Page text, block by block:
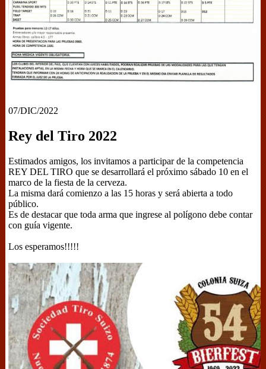
07/DIC/2022
Rey del Tiro 2022
Estimados amigos, los invitamos a participar de la competencia
REY DEL TIRO que se desarrollará el próximo sábado 10 en el
marco de la fiesta de la cerveza.
La misma dará comienzo a las 15 horas y será abierta a todo
público.
Es de destacar que toda arma que ingrese al polígono debe contar
con guía vigente.
Los esperamos!!!!!